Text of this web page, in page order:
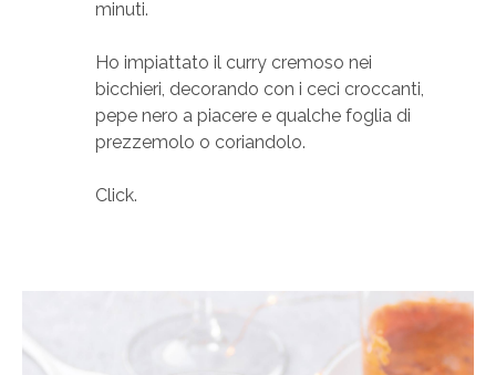
minuti.
Ho impiattato il curry cremoso nei
bicchieri, decorando con i ceci croccanti,
pepe nero a piacere e qualche foglia di
prezzemolo o coriandolo.
Click.